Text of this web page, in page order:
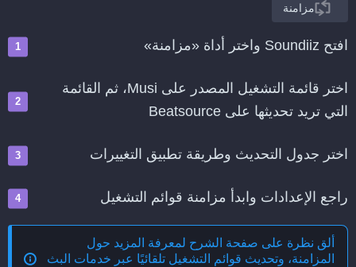
مزامنة
افتح Soundiiz واختر أداة «مزامنة»
اختر قائمة التشغيل المصدر على Musi، ثم القائمة
التي تريد تحديثها على Beatsource
اختر جدول التحديث وطريقة تطبيق التغييرات
راجع الإعدادات وابدأ مزامنة قوائم التشغيل
ألق نظرة على صفحة الشرح لمعرفة المزيد حول
المزامنة، وتحديث قوائم التشغيل تلقائيًا عبر خدمات البث